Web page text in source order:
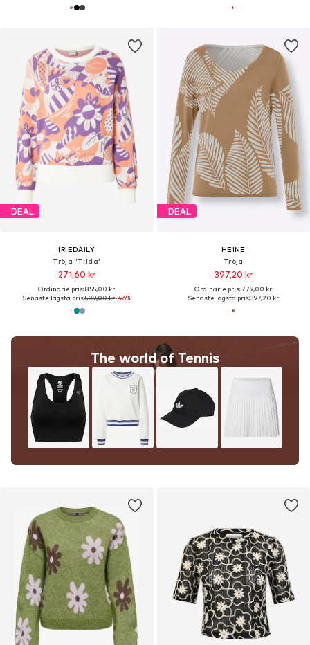
DEAL
IRIEDAILY
Tröja 'Tilda'
271,60 kr
Ordinarie pris: 855,00 kr
Senaste lägsta pris:509,00 kr-46%
The world of Tennis
DEAL
HEINE
Tröja
397,20 kr
Ordinarie pris: 779,00 kr
Senaste lägsta pris:397,20 kr